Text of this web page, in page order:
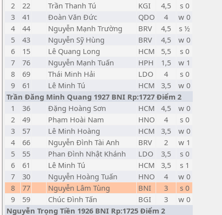
2
22 Trần Thanh Tú KGI 4,5
s 0
3
41 Đoàn Văn Đức QDO 4
w 0
4
44 Nguyễn Mạnh Trường BRV 4,5
s ½
5
43 Nguyễn Sỹ Hùng BRV 4,5
w 0
6
15 Lê Quang Long HCM 5,5
s 0
7
76 Nguyễn Mạnh Tuấn HPH 1,5
w 1
8
69 Thái Minh Hải LDO 4
s 0
9
61 Lê Minh Tú HCM 3,5
w 0
Trần Đăng Minh Quang 1927 BNI Rp:1727 Điểm 2
1
36 Đặng Hoàng Sơn HCM 4,5
w 0
2
49 Phạm Hoài Nam HNO 4
s 0
3
57 Lê Minh Hoàng HCM 3,5
w 0
4
66 Nguyễn Đình Tài Anh BRV 2
w 1
5
55 Phan Đình Nhật Khánh LDO 3,5
s 0
6
61 Lê Minh Tú HCM 3,5
s 1
7
30 Nguyễn Hoàng Tuấn HNO 4
w 0
8
77 Nguyễn Lâm Tùng BNI 3
s 0
9
59 Chúc Đình Tấn BGI 3
w 0
Nguyễn Trọng Tiền 1926 BNI Rp:1725 Điểm 2